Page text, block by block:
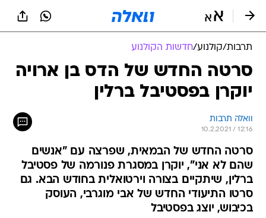
תרבות/קולנוע/חדשות הקולנוע
סרטה החדש של הדס בן ארויה
יוקרן בפסטיבל ברלין
וואלה תרבות
10.2.2021 / 12:16
סרטה החדש של הבמאית, שפרצה עם "אנשים
שהם לא אני", יוקרן במסגרת פנורמה של פסטיבל
ברלין, שיתקיים בצורה וירטואלית בחודש הבא. גם
סרטו התיעודי החדש של אבי מוגרבי, העוסק
בכיבוש, יוצג בפסטיבל